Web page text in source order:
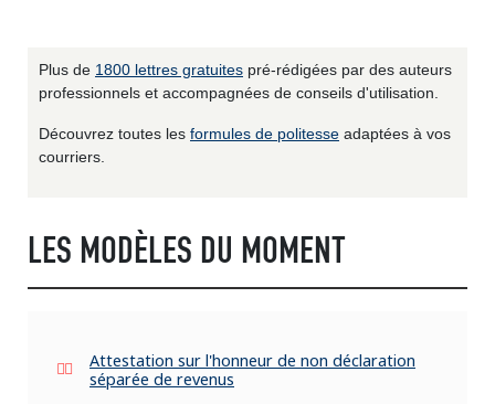
Plus de 1800 lettres gratuites pré-rédigées par des auteurs
professionnels et accompagnées de conseils d'utilisation.
Découvrez toutes les formules de politesse adaptées à vos
courriers.
LES MODÈLES DU MOMENT
Attestation sur l'honneur de non déclaration
séparée de revenus